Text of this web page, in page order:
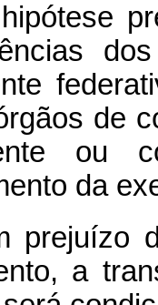
de
ou
da
prejuízo
a